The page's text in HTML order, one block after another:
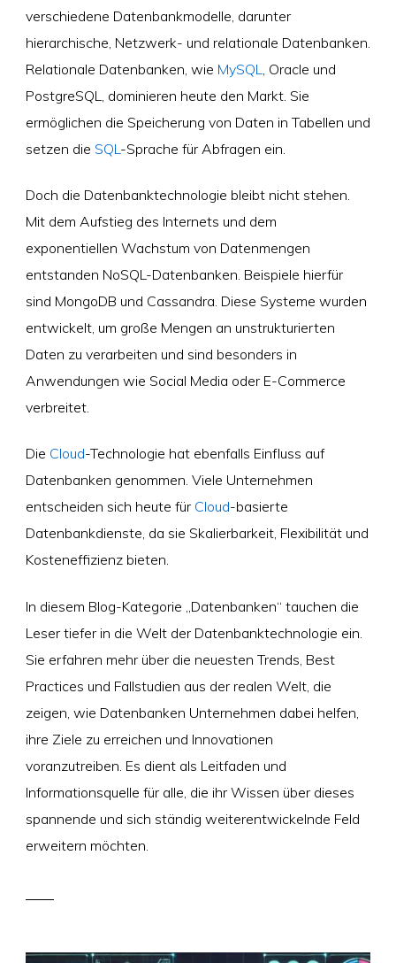
verschiedene Datenbankmodelle, darunter
hierarchische, Netzwerk- und relationale Datenbanken.
Relationale Datenbanken, wie MySQL
, Oracle und
PostgreSQL, dominieren heute den Markt. Sie
ermöglichen die Speicherung von Daten in Tabellen und
setzen die SQL -Sprache für Abfragen ein.
Doch die Datenbanktechnologie bleibt nicht stehen.
Mit dem Aufstieg des Internets und dem
exponentiellen Wachstum von Datenmengen
entstanden NoSQL-Datenbanken. Beispiele hierfür
sind MongoDB und Cassandra. Diese Systeme wurden
entwickelt, um große Mengen an unstrukturierten
Daten zu verarbeiten und sind besonders in
Anwendungen wie Social Media oder E-Commerce
verbreitet.
Die Cloud-Technologie hat ebenfalls Einfluss auf
Datenbanken genommen. Viele Unternehmen
entscheiden sich heute für Cloud-basierte
Datenbankdienste, da sie Skalierbarkeit, Flexibilität und
Kosteneffizienz bieten.
In diesem Blog-Kategorie „Datenbanken“ tauchen die
Leser tiefer in die Welt der Datenbanktechnologie ein.
Sie erfahren mehr über die neuesten Trends, Best
Practices und Fallstudien aus der realen Welt, die
zeigen, wie Datenbanken Unternehmen dabei helfen,
ihre Ziele zu erreichen und Innovationen
voranzutreiben. Es dient als Leitfaden und
Informationsquelle für alle, die ihr Wissen über dieses
spannende und sich ständig weiterentwickelnde Feld
erweitern möchten.